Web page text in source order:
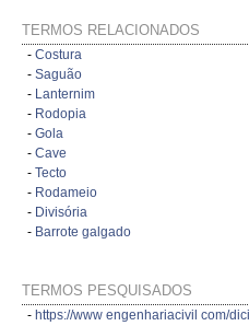
TERMOS RELACIONADOS
- Costura
- Saguão
- Lanternim
- Rodopia
- Gola
- Cave
- Tecto
- Rodameio
- Divisória
- Barrote galgado
TERMOS PESQUISADOS
- https://www engenhariacivil com/